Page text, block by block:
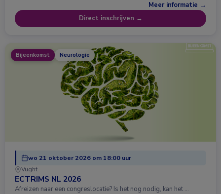
Meer informatie →
Direct inschrijven →
Bijeenkomst Neurologie
wo 21 oktober 2026 om 18:00 uur
Vught
ECTRIMS NL 2026
Afreizen naar een congreslocatie? Is het nog nodig, kan het …